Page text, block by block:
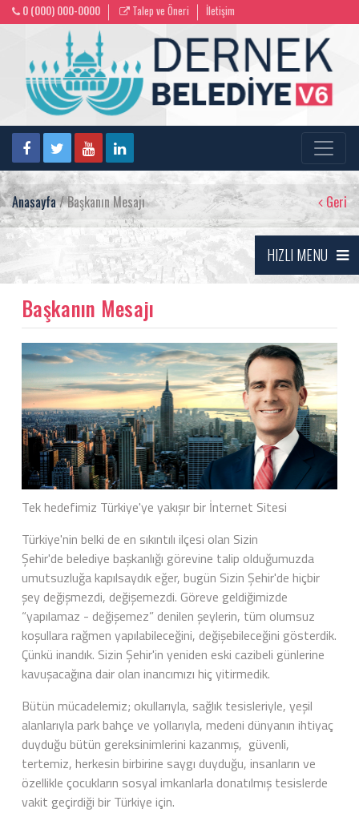
0 (000) 000-0000 Talep ve Öneri İletişim
Anasayfa/ Başkanın Mesajı Geri
HIZLI MENU
Başkanın Mesajı
Tek hedefimiz Türkiye'ye yakışır bir İnternet Sitesi
Türkiye'nin belki de en sıkıntılı ilçesi olan Sizin
Şehir'de belediye başkanlığı görevine talip olduğumuzda
umutsuzluğa kapılsaydık eğer, bugün Sizin Şehir'de hiçbir
şey değişmezdi, değişemezdi. Göreve geldiğimizde
“yapılamaz - değişemez” denilen şeylerin, tüm olumsuz
koşullara rağmen yapılabileceğini, değişebileceğini gösterdik.
Çünkü inandık. Sizin Şehir'in yeniden eski cazibeli günlerine
kavuşacağına dair olan inancımızı hiç yitirmedik.
Bütün mücadelemiz; okullarıyla, sağlık tesisleriyle, yeşil
alanlarıyla park bahçe ve yollarıyla, medeni dünyanın ihtiyaç
duyduğu bütün gereksinimlerini kazanmış, güvenli,
tertemiz, herkesin birbirine saygı duyduğu, insanların ve
özellikle çocukların sosyal imkanlarla donatılmış tesislerde
vakit geçirdiği bir Türkiye için.